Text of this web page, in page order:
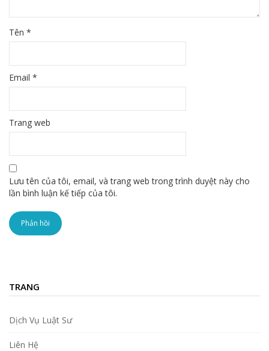
Tên *
Email *
Trang web
Lưu tên của tôi, email, và trang web trong trình duyệt này cho
lần bình luận kế tiếp của tôi.
TRANG
Dịch Vụ Luật Sư
Liên Hệ